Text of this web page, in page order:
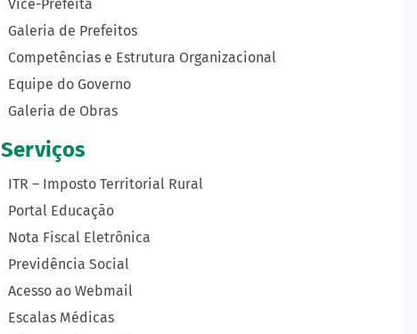
Vice-Prefeita
Galeria de Prefeitos
Competências e Estrutura Organizacional
Equipe do Governo
Galeria de Obras
Serviços
ITR – Imposto Territorial Rural
Portal Educação
Nota Fiscal Eletrônica
Previdência Social
Acesso ao Webmail
Escalas Médicas